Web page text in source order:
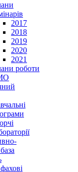
2017
2018
2019
2020
2021
роботи